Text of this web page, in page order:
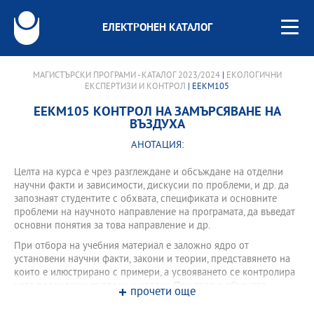
ЕЛЕКТРОНЕН КАТАЛОГ
МАГИСТЪРСКИ ПРОГРАМИ - КАТАЛОГ 2023/2024| ЕКОЛОГИЧНИ
ЕКСПЕРТИЗИ И КОНТРОЛ | EEKM105
EEKM105 КОНТРОЛ НА ЗАМЪРСЯВАНЕ НА
ВЪЗДУХА
АНОТАЦИЯ:
Целта на курса е чрез разглеждане и обсъждане на отделни
научни факти и зависимости, дискусии по проблеми, и др. да
запознаят студентите с обхвата, спецификата и основните
проблеми на научното направление на програмата, да въведат
основни понятия за това направление и др.
При отбора на учебния материал е заложно ядро от
установени научни факти, закони и теории, представянето на
които е илюстрирано с примери, а усвояването се контролира
чрез подходящи въпроси и задачи. При това е обърнато
достатъчно внимание на принципи и методи за изследвания,
прочети още